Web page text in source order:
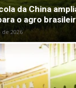
da China
o agro
de 2026